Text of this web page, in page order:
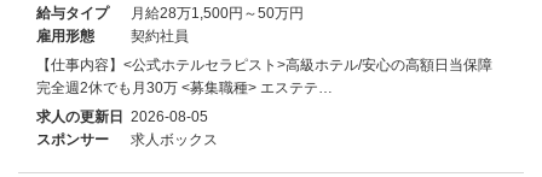
給与タイプ
月給28万1,500円～50万円
雇用形態
契約社員
【仕事内容】<公式ホテルセラピスト>高級ホテル/安心の高額日当保障
完全週2休でも月30万 <募集職種> エステテ…
求人の更新日 2026-08-05
スポンサー
求人ボックス